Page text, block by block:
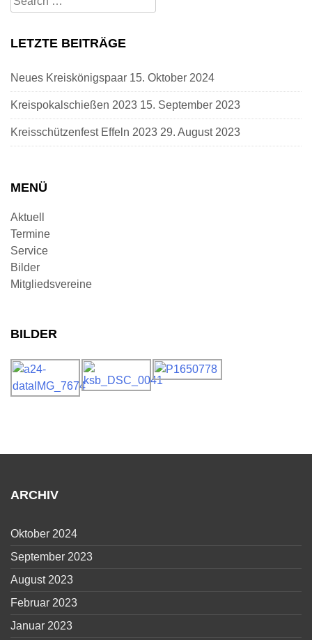
for:
LETZTE BEITRÄGE
Neues Kreiskönigspaar 15. Oktober 2024
Kreispokalschießen 2023 15. September 2023
Kreisschützenfest Effeln 2023 29. August 2023
MENÜ
Aktuell
Termine
Service
Bilder
Mitgliedsvereine
BILDER
ARCHIV
Oktober 2024
September 2023
August 2023
Februar 2023
Januar 2023